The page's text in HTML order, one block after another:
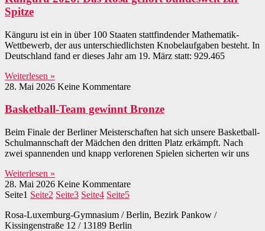
Spitze
Känguru ist ein in über 100 Staaten stattfindender Mathematik-
Wettbewerb, der aus unterschiedlichsten Knobelaufgaben besteht. In
Deutschland fand er dieses Jahr am 19. März statt: 929.465
Weiterlesen »
28. Mai 2026 Keine Kommentare
Basketball-Team gewinnt Bronze
Beim Finale der Berliner Meisterschaften hat sich unsere Basketball-
Schulmannschaft der Mädchen den dritten Platz erkämpft. Nach
zwei spannenden und knapp verlorenen Spielen sicherten wir uns
Weiterlesen »
28. Mai 2026 Keine Kommentare
Seite1 Seite2 Seite3 Seite4 Seite5
Rosa-Luxemburg-Gymnasium / Berlin, Bezirk Pankow /
Kissingenstraße 12 / 13189 Berlin